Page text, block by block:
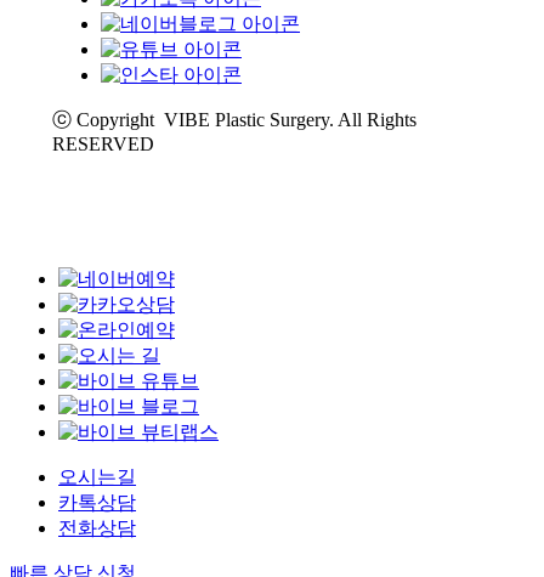
ⓒ Copyright VIBE Plastic Surgery. All Rights
RESERVED
오시는길
카톡상담
전화상담